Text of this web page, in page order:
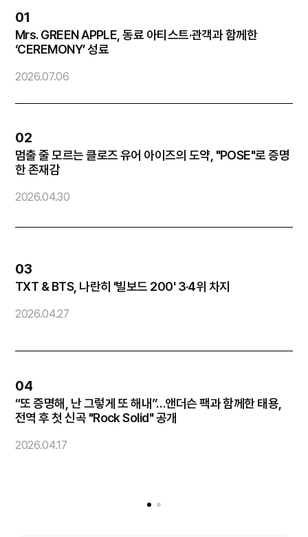
01
Mrs. GREEN APPLE, 동료 아티스트·관객과 함께한
‘CEREMONY’ 성료
2026.07.06
02
멈출 줄 모르는 클로즈 유어 아이즈의 도약, "POSE"로 증명
한 존재감
2026.04.30
03
TXT & BTS, 나란히 '빌보드 200' 3·4위 차지
2026.04.27
04
“또 증명해, 난 그렇게 또 해내”…앤더슨 팩과 함께한 태용,
전역 후 첫 신곡 "Rock Solid" 공개
2026.04.17